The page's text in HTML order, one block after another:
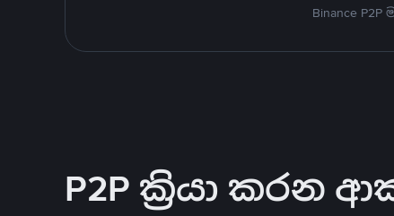
Binance
P2P ක්‍රියා කරන